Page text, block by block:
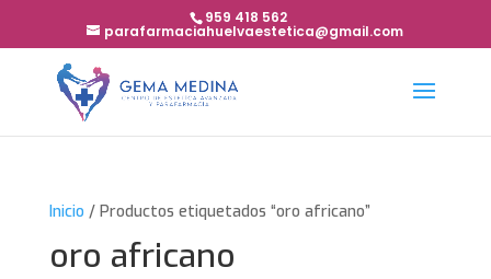
959 418 562
parafarmaciahuelvaestetica@gmail.com
Inicio / Productos etiquetados “oro africano”
oro africano